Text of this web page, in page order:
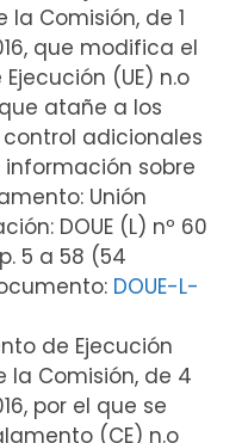
la Comisión, de 1
que modifica el
(UE) n.o
atañe a los
adicionales
sobre
Unión
DOUE (L) nº 60
5 a 58 (54
DOUE-L-
de Ejecución
la Comisión, de 4
por el que se
(CE) n.o